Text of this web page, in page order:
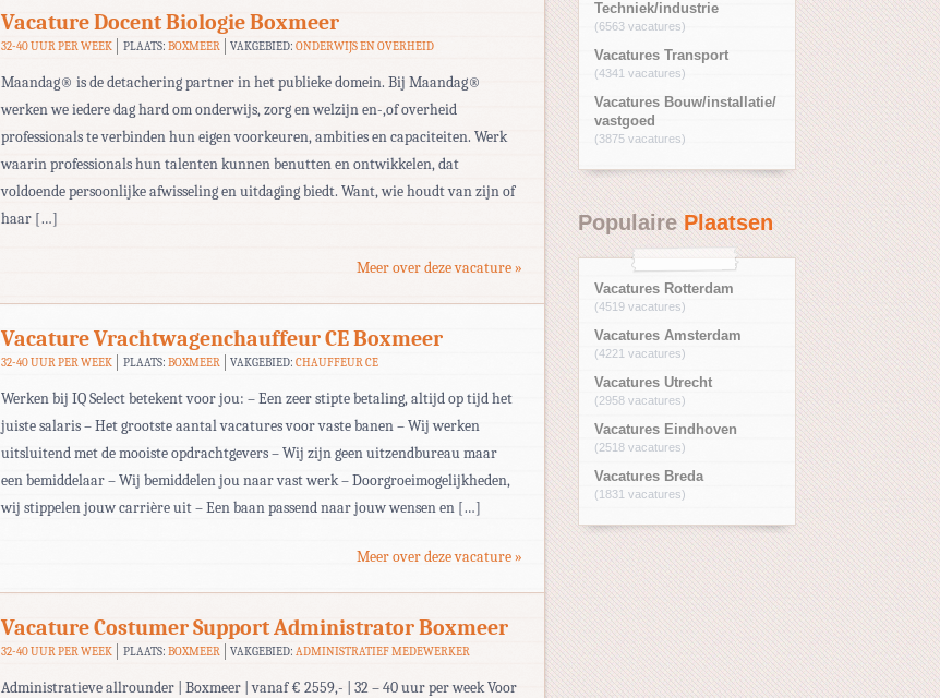
Vacature Docent Biologie Boxmeer
32-40 UUR PER WEEK PLAATS: BOXMEER VAKGEBIED:ONDERWIJS EN OVERHEID
Maandag® is de detachering partner in het publieke domein. Bij Maandag®
werken we iedere dag hard om onderwijs, zorg en welzijn en-,of overheid
professionals te verbinden hun eigen voorkeuren, ambities en capaciteiten. Werk
waarin professionals hun talenten kunnen benutten en ontwikkelen, dat
voldoende persoonlijke afwisseling en uitdaging biedt. Want, wie houdt van zijn of
haar […]
Meer over deze vacature »
Vacature Vrachtwagenchauffeur CE Boxmeer
32-40 UUR PER WEEK PLAATS: BOXMEER VAKGEBIED:CHAUFFEUR CE
Werken bij IQ Select betekent voor jou: – Een zeer stipte betaling, altijd op tijd het
juiste salaris – Het grootste aantal vacatures voor vaste banen – Wij werken
uitsluitend met de mooiste opdrachtgevers – Wij zijn geen uitzendbureau maar
een bemiddelaar – Wij bemiddelen jou naar vast werk – Doorgroeimogelijkheden,
wij stippelen jouw carrière uit – Een baan passend naar jouw wensen en […]
Meer over deze vacature »
Vacature Costumer Support Administrator Boxmeer
32-40 UUR PER WEEK PLAATS: BOXMEER VAKGEBIED:ADMINISTRATIEF MEDEWERKER
Administratieve allrounder | Boxmeer | vanaf € 2559,- | 32 – 40 uur per week Voor
Techniek/industrie
(6563 vacatures)
Vacatures Transport
(4341 vacatures)
Vacatures Bouw/installatie/
vastgoed
(3875 vacatures)
Populaire Plaatsen
Vacatures Rotterdam
(4519 vacatures)
Vacatures Amsterdam
(4221 vacatures)
Vacatures Utrecht
(2958 vacatures)
Vacatures Eindhoven
(2518 vacatures)
Vacatures Breda
(1831 vacatures)